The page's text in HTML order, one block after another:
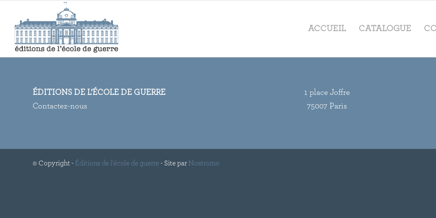
ACCUEIL CATALOGUE
ÉDITIONS DE L’ÉCOLE DE GUERRE
Contactez-nous
1 place Joffre
75007 Paris
© Copyright - Éditions de l'école de guerre - Site par Nostromo